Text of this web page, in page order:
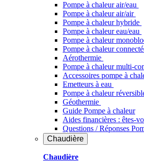
Pompe à chaleur air/eau
Pompe à chaleur air/air
Pompe à chaleur hybride
Pompe à chaleur​ eau/eau
Pompe à chaleur
Pompe à chaleur
Aérothermie
Pompe à chaleur multi-
Accessoires pompe à
Emetteurs à eau
Pompe à chaleur
Géothermie
Guide Pompe à chaleur
Aides financières : êtes-
Questions / Réponses
Chaudière
Chaudière